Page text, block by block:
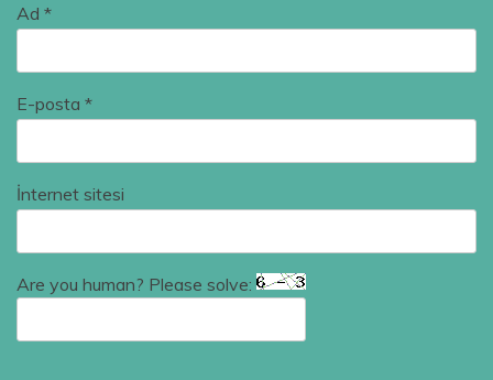
Ad *
E-posta *
İnternet sitesi
Are you human? Please solve: